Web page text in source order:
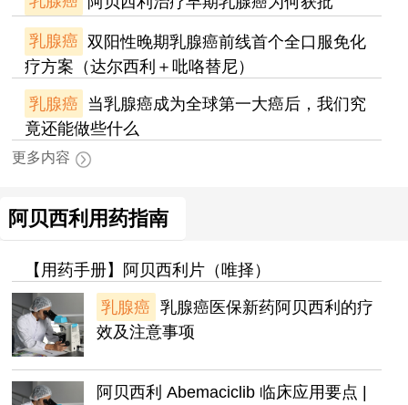
乳腺癌 双阳性晚期乳腺癌前线首个全口服免化
疗方案（达尔西利＋吡咯替尼）
乳腺癌 当乳腺癌成为全球第一大癌后，我们究
竟还能做些什么
更多内容
阿贝西利用药指南
【用药手册】阿贝西利片（唯择）
乳腺癌 乳腺癌医保新药阿贝西利的疗
效及注意事项
阿贝西利 Abemaciclib 临床应用要点 |